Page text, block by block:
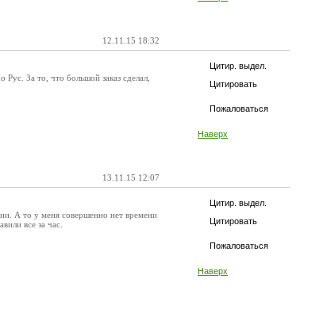
12.11.15 18:32
Цитир. выдел.
Цитировать
Пожаловаться
Наверх
За то, что большой заказ сделал,
13.11.15 12:07
Цитир. выдел.
Цитировать
Пожаловаться
Наверх
А то у меня совершенно нет времени
все за час.